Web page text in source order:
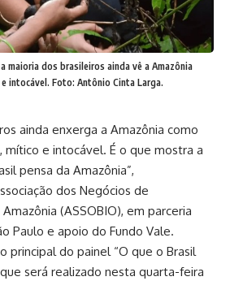
maioria dos brasileiros ainda vê a Amazônia
intocável. Foto: Antônio Cinta Larga.
ainda enxerga a Amazônia como
e intocável. É o que mostra a
pensa da Amazônia”,
dos Negócios de
(ASSOBIO), em parceria
Paulo e apoio do Fundo Vale.
principal do painel “O que o Brasil
será realizado nesta quarta-feira